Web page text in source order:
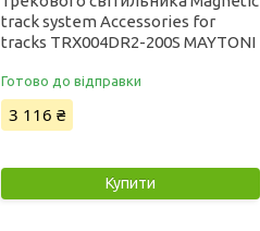
track system Accessories for
tracks TRX004DR2-200S MAYTONI
Готово до відправки
3 116 ₴
Купити